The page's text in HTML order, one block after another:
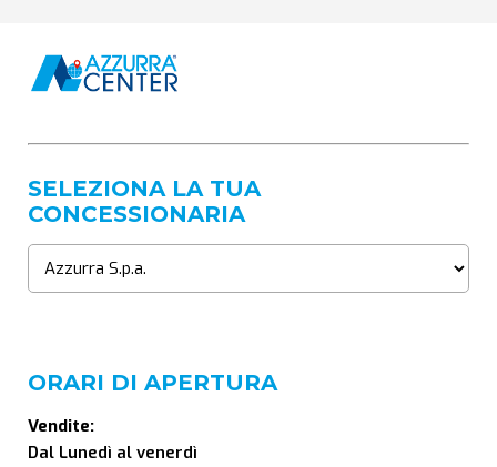
SELEZIONA LA TUA
CONCESSIONARIA
ORARI DI APERTURA
Vendite:
Dal Lunedì al venerdì